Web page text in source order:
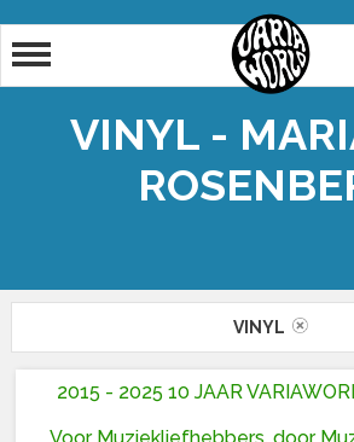
VINYL -
VINYL
2015 - 2025 10 JAAR